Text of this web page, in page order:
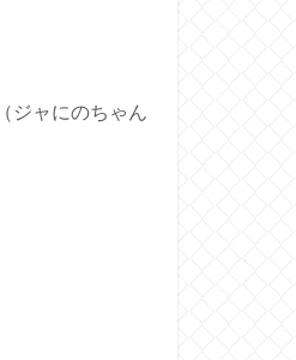
ジャにのちゃん